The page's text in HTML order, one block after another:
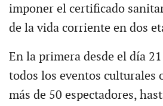
imponer el certificado
de la vida corriente en dos
En la primera desde el día
todos los eventos culturales
más de 50 espectadores,